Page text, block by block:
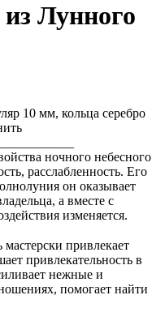
Лунного
10 мм, кольца серебро
ночного небесного
расслабленность. Его
он оказывает
а вместе с
изменяется.
привлекает
привлекательность в
нежные и
помогает найти